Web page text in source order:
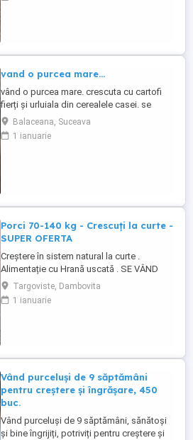
vand o purcea mare...
vând o purcea mare. crescuta cu cartofi
fierți și urluiala din cerealele casei. se
poate vedea in loc Bălăceana.
Balaceana, Suceava
1 ianuarie
Porci 70-140 kg - Crescuți la curte -
SUPER OFERTA
Creștere în sistem natural la curte .
Alimentație cu Hrană uscată . SE VÂND
TOȚI DAR ȘI LA BUCATĂ CA URMARE A
SCHIMBĂRII DOMICILIULUI . Pozele sunt
de aproximativ 2 luni făcute . Cei care mai
Targoviste, Dambovita
1 ianuarie
Vând purceluși de 9 săptămâni
pentru creștere și îngrășare, 450
buc.
Vând purceluși de 9 săptămâni, sănătoși
și bine îngrijiți, potriviți pentru creștere și